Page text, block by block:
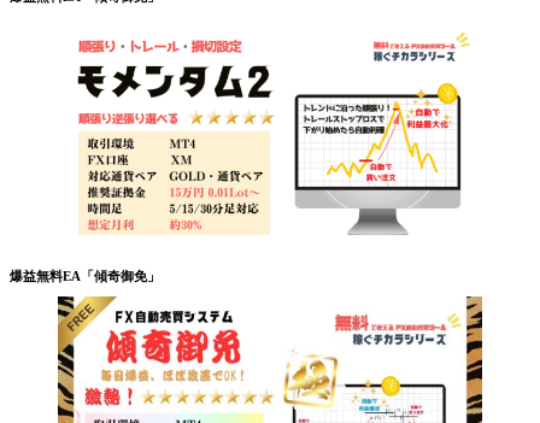
爆益無料EA「傾奇御免」